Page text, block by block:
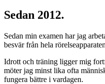
Sedan 2012.
Sedan min examen har jag
besvär från hela
Idrott och träning ligger mig
möter jag minst lika ofta
fungera bättre i vardagen.